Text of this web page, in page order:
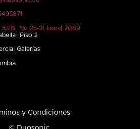
53 B No 25-21 Local 2089
Piso 2
Galerías
y Condiciones